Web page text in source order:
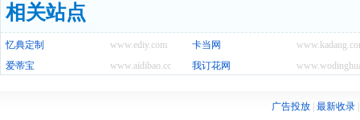
相关站点
www.ediy.com
忆典定制
卡当网
www.aidibao.cc
爱蒂宝 我订花网
广告投放 最新收录